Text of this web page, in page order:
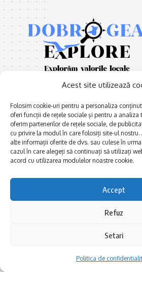
Acest site utilizează
Folosim cookie-uri pentru a personaliza
oferi funcții de rețele sociale și pentru a analiza
oferim partenerilor de rețele sociale, de
cu privire la modul în care folosiți site-ul
alte informații oferite de dvs. sau culese în
cazul în care alegeți să continuați să utilizați
acord cu utilizarea modulelor noastre cookie.
Accept
Refuz
Setari
Politica de
E xplorăm Dobrogea,
Explorăm valorile locale:
Deltă, Litoral, cele mai mari
lacuri, cele mai vechi orașe,
multe etnii, CELE MAI
La